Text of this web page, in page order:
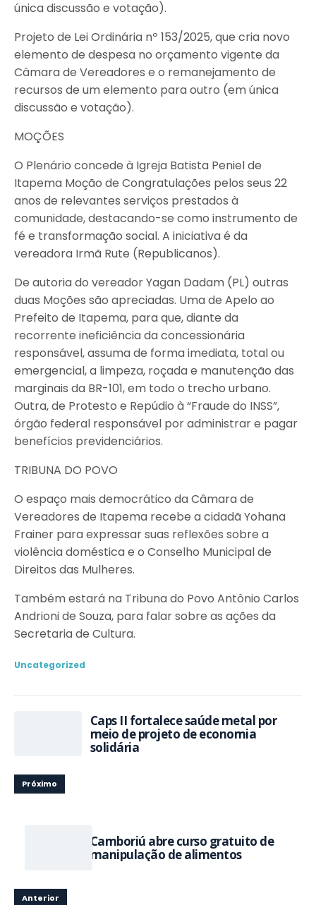
única discussão e votação).
Projeto de Lei Ordinária nº 153/2025, que cria novo
elemento de despesa no orçamento vigente da
Câmara de Vereadores e o remanejamento de
recursos de um elemento para outro (em única
discussão e votação).
MOÇÕES
O Plenário concede à Igreja Batista Peniel de
Itapema Moção de Congratulações pelos seus 22
anos de relevantes serviços prestados à
comunidade, destacando-se como instrumento de
fé e transformação social. A iniciativa é da
vereadora Irmã Rute (Republicanos).
De autoria do vereador Yagan Dadam (PL) outras
duas Moções são apreciadas. Uma de Apelo ao
Prefeito de Itapema, para que, diante da
recorrente ineficiência da concessionária
responsável, assuma de forma imediata, total ou
emergencial, a limpeza, roçada e manutenção das
marginais da BR-101, em todo o trecho urbano.
Outra, de Protesto e Repúdio à “Fraude do INSS”,
órgão federal responsável por administrar e pagar
benefícios previdenciários.
TRIBUNA DO POVO
O espaço mais democrático da Câmara de
Vereadores de Itapema recebe a cidadã Yohana
Frainer para expressar suas reflexões sobre a
violência doméstica e o Conselho Municipal de
Direitos das Mulheres.
Também estará na Tribuna do Povo Antônio Carlos
Andrioni de Souza, para falar sobre as ações da
Secretaria de Cultura.
Uncategorized
Caps II fortalece saúde metal por
meio de projeto de economia
solidária
Próximo
Camboriú abre curso gratuito de
manipulação de alimentos
Anterior